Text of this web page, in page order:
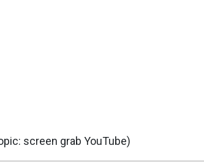
screen grab YouTube)